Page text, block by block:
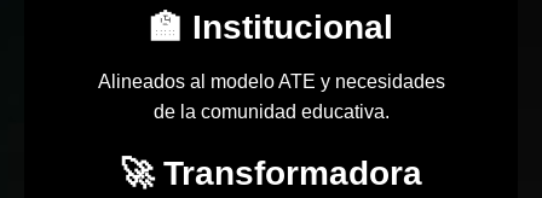
🏫 Institucional
Alineados al modelo ATE y necesidades
de la comunidad educativa.
🚀 Transformadora